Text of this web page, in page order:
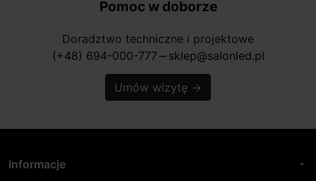
Pomoc w doborze
Doradztwo techniczne i projektowe
(+48) 694-000-777 horizontal_rule sklep@salonled.pl
Umów wizytę →
Informacje arrow_drop_down